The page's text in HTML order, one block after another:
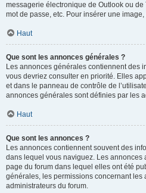
messagerie électronique de Outlook ou
mot de passe, etc. Pour insérer une
Haut
Que sont les annonces générales ?
Les annonces générales contiennent des
vous devriez consulter en priorité. Elles
et dans le panneau de contrôle de
annonces générales sont définies par les
Haut
Que sont les annonces ?
Les annonces contiennent souvent des
dans lequel vous naviguez. Les annonces
page du forum dans lequel elles ont été
générales, les permissions concernant les
administrateurs du forum.